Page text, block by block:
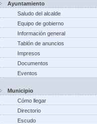
Ayuntamiento
Saludo del alcalde
Equipo de gobierno
Información general
Tablón de anuncios
Impresos
Documentos
Eventos
Municipio
Cómo llegar
Directorio
Escudo